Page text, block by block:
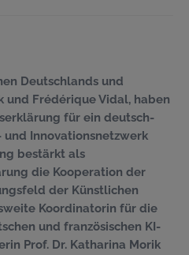
Deutschlands und
und Frédérique Vidal, haben
für ein deutsch-
und Innovationsnetzwerk
bestärkt als
die Kooperation der
der Künstlichen
Koordinatorin für die
und französischen KI-
Prof. Dr. Katharina Morik